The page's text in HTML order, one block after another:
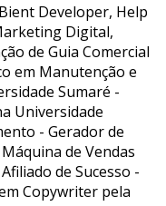
Developer, Help
Digital,
de Guia Comercial
em Manutenção e
Sumaré -
Universidade
- Gerador de
de Vendas
de Sucesso -
Copywriter pela